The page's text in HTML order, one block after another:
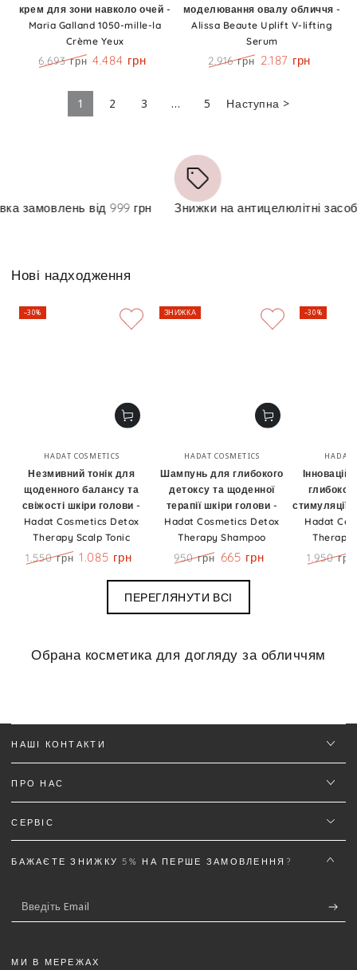
крем для зони навколо очей -
Maria Galland 1050-mille-la
Crème Yeux
6.693 грн 4.484 грн
моделювання овалу обличчя -
Alissa Beaute Uplift V-lifting
Serum
2.916 грн 2.187 грн
1 2 3 … 5 Наступна >
від 999 грн Знижки на антицелюлітні засоби
Нові надходження
Бренд:
HADAT COSMETICS
Незмивний тонік для
щоденного балансу та
свіжості шкіри голови -
Hadat Cosmetics Detox
Therapy Scalp Tonic
1.550 грн 1.085 грн
–30%
Бренд:
HADAT COSMETICS
Шампунь для глибокого
детоксу та щоденної
терапії шкіри голови -
Hadat Cosmetics Detox
Therapy Shampoo
950 грн 665 грн
ЗНИЖКА
HADAT
стимуляції
Hadat
Therapy
1.950 грн
–30%
ПЕРЕГЛЯНУТИ ВСІ
Категорія:
Обрана косметика для догляду за обличчям
НАШІ КОНТАКТИ
ПРО НАС
СЕРВІС
БАЖАЄТЕ ЗНИЖКУ 5% НА ПЕРШЕ ЗАМОВЛЕННЯ?
Введіть
Email
МИ В МЕРЕЖАХ